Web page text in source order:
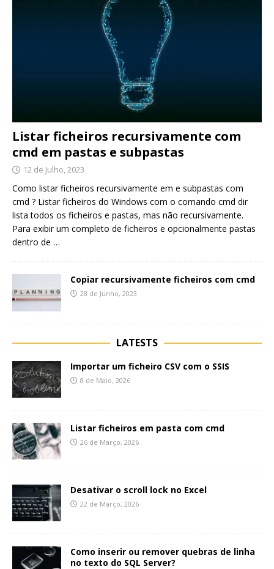
Listar ficheiros recursivamente com
cmd em pastas e subpastas
12 de Julho, 2023
Como listar ficheiros recursivamente em e subpastas com
cmd ? Listar ficheiros do Windows com o comando cmd dir
lista todos os ficheiros e pastas, mas não recursivamente.
Para exibir um completo de ficheiros e opcionalmente pastas
dentro de …
Copiar recursivamente ficheiros com cmd
28 de Junho, 2023
LATESTS
Importar um ficheiro CSV com o SSIS
8 de Maio, 2026
Listar ficheiros em pasta com cmd
26 de Março, 2026
Desativar o scroll lock no Excel
22 de Março, 2026
Como inserir ou remover quebras de linha
no texto do SQL Server?